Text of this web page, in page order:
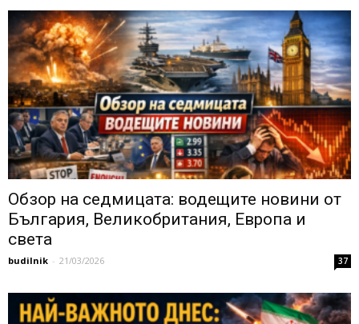
Обзор на седмицата: водещите новини от
България, Великобритания, Европа и
света
budilnik - 21/03/2026 37